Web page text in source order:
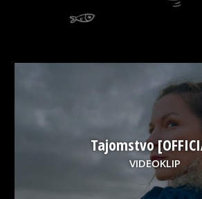
Tajomstvo
VIDEOKLIP